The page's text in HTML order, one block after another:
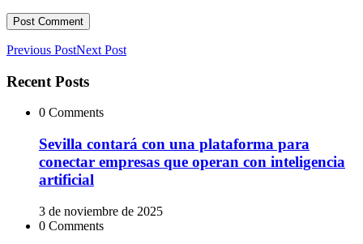
Previous PostNext Post
Recent Posts
0 Comments
Sevilla contará con una plataforma para
conectar empresas que operan con inteligencia
artificial
3 de noviembre de 2025
0 Comments